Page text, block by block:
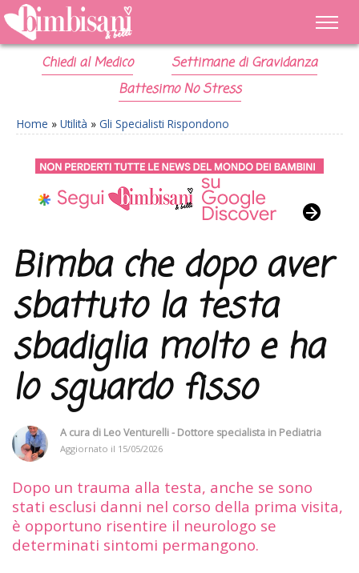
Chiedi al Medico
Settimane di Gravidanza
Battesimo No Stress
Home » Utilità » Gli Specialisti Rispondono
Bimba che dopo aver
sbattuto la testa
sbadiglia molto e ha
lo sguardo fisso
A cura di Leo Venturelli - Dottore specialista in Pediatria
Aggiornato il 15/05/2026
Dopo un trauma alla testa, anche se sono
stati esclusi danni nel corso della prima visita,
è opportuno risentire il neurologo se
determinati sintomi permangono.